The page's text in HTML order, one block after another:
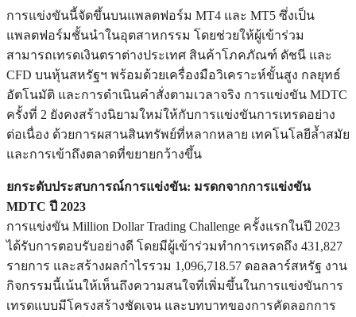
การแข่งขันนี้จัดขึ้นบนแพลตฟอร์ม MT4 และ MT5 ซึ่งเป็น
แพลตฟอร์มชั้นนำในอุตสาหกรรม โดยช่วยให้ผู้เข้าร่วม
สามารถเทรดเงินตราต่างประเทศ สินค้าโภคภัณฑ์ ดัชนี และ
CFD บนหุ้นสหรัฐฯ พร้อมด้วยเครื่องมือวิเคราะห์ขั้นสูง กลยุทธ์
อัตโนมัติ และการดำเนินคำสั่งตามเวลาจริง การแข่งขัน MDTC
ครั้งที่ 2 ยังคงสร้างนิยามใหม่ให้กับการแข่งขันการเทรดอย่าง
ต่อเนื่อง ด้วยการผสานสินทรัพย์ที่หลากหลาย เทคโนโลยีล้ำสมัย
และการเข้าถึงตลาดที่ขยายกว้างขึ้น
ยกระดับประสบการณ์การแข่งขัน: มรดกจากการแข่งขัน
MDTC ปี 2023
การแข่งขัน Million Dollar Trading Challenge ครั้งแรกในปี 2023
ได้รับการตอบรับอย่างดี โดยมีผู้เข้าร่วมทำการเทรดถึง 431,827
รายการ และสร้างผลกำไรรวม 1,096,718.57 ดอลลาร์สหรัฐ งาน
กิจกรรมนี้เน้นให้เห็นถึงความสนใจที่เพิ่มขึ้นในการแข่งขันการ
เทรดแบบมีโครงสร้างชัดเจน และบทบาทของการคัดลอกการ